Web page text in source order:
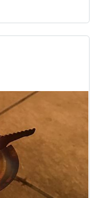
れば幸いです。
プの楽しみとし
バーナーを考えて
か?!、ストーブ